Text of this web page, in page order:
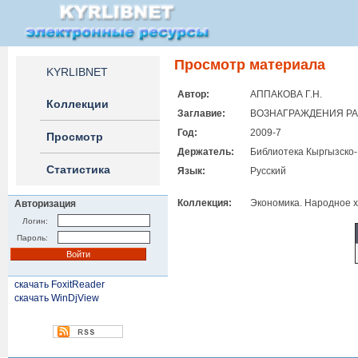
KYRLIBNET
Коллекции
Просмотр
Статистика
Авторизация
Логин:
Пароль:
скачать FoxitReader
скачать WinDjView
Просмотр материала
Автор:
АППАКОВА Г.Н.
Заглавие:
ВОЗНАГРАЖДЕНИЯ
Год:
2009-7
Держатель:
Библиотека
Язык:
Русский
Коллекция: Экономика. Народное